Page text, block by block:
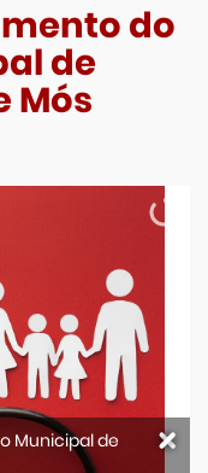
do
de
Mós
Municipal de